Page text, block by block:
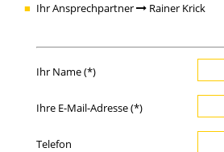
Ihr Ansprechpartner Rainer Krick
Ihr Name (*)
Ihre E-Mail-Adresse (*)
Telefon